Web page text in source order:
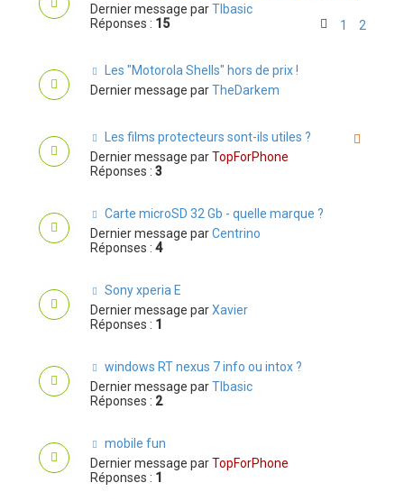
Dernier message parTIbasic
Réponses : 15 1 2
Les "Motorola Shells" hors de prix !
Dernier message parTheDarkem
Les films protecteurs sont-ils utiles ?
Dernier message parTopForPhone
Réponses : 3
Carte microSD 32 Gb - quelle marque ?
Dernier message parCentrino
Réponses : 4
Sony xperia E
Dernier message parXavier
Réponses : 1
windows RT nexus 7 info ou intox ?
Dernier message parTIbasic
Réponses : 2
mobile fun
Dernier message parTopForPhone
Réponses : 1